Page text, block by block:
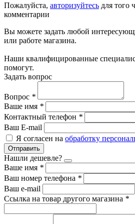
Пожалуйста, авторизуйтесь для того
комментарии
Вы можете задать любой
или работе магазина.
Наши квалифицированные
помогут.
Задать вопрос
Вопрос *
Ваше имя *
Контактный телефон *
Ваш E-mail
Я согласен на обработку
Отправить
Нашли дешевле?
Ваше имя *
Ваш номер телефона *
Ваш e-mail
Ссылка на товар другого магазина *